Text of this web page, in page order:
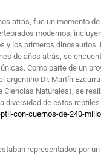
atrás, fue un momento
modernos,
y los primeros dinosaurios.
de años atrás, se
Como parte de un
argentino Dr. Martín Ezcurra
Ciencias Naturales), se
diversidad de estos
con-cuernos-de-240-
representados por un